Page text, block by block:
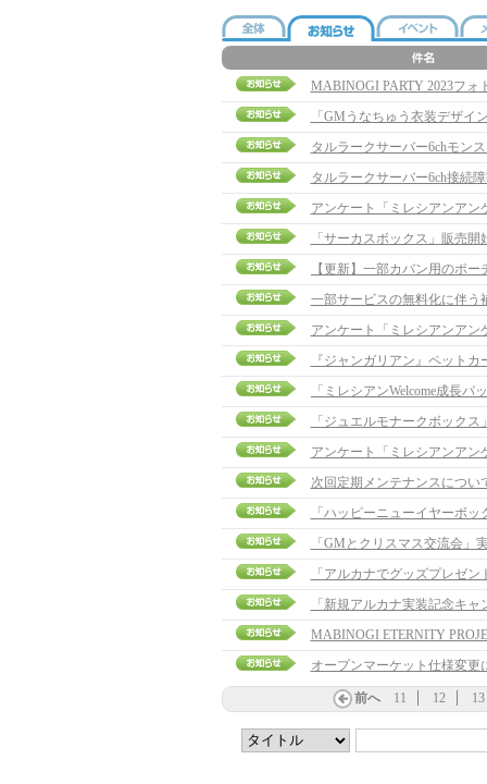
MABINOGI PARTY 2023フォ
「GMうなちゅう衣装デザイ
タルラークサーバー6chモン
タルラークサーバー6ch接続
アンケート「ミレシアンアン
「サーカスボックス」販売開
一部サービスの無料化に伴う
アンケート「ミレシアンアン
『ジャンガリアン』ペット
「ジュエルモナークボック
アンケート「ミレシアンアン
次回定期メンテナンスについ
「ハッピーニューイヤーボ
「GMとクリスマス交流会」
「アルカナでグッズプレゼ
「新規アルカナ実装記念キ
MABINOGI ETERNITY
オープンマーケット仕様変更
前へ 11 12 13